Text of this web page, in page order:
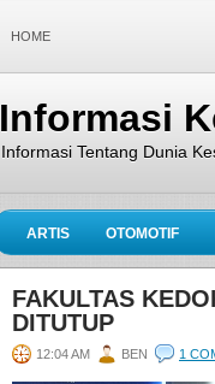
HOME
Informasi
Informasi Tentang Dunia
ARTIS OTOMOTIF
FAKULTAS
DITUTUP
12:04 AM BEN 1